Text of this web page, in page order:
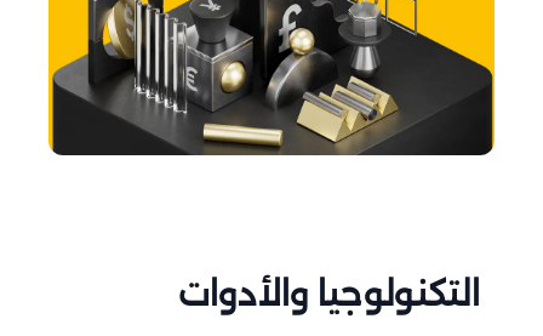
التكنولوجيا والأدوات